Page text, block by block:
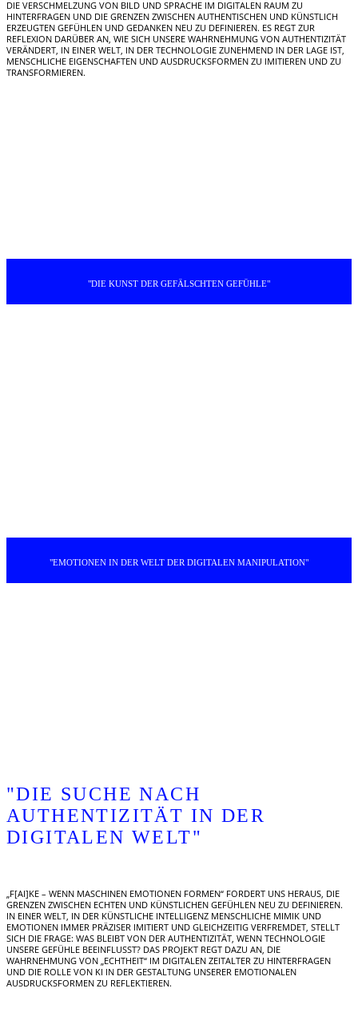
DIE VERSCHMELZUNG VON BILD UND SPRACHE IM DIGITALEN RAUM ZU
HINTERFRAGEN UND DIE GRENZEN ZWISCHEN AUTHENTISCHEN UND KÜNSTLICH
ERZEUGTEN GEFÜHLEN UND GEDANKEN NEU ZU DEFINIEREN. ES REGT ZUR
REFLEXION DARÜBER AN, WIE SICH UNSERE WAHRNEHMUNG VON AUTHENTIZITÄT
VERÄNDERT, IN EINER WELT, IN DER TECHNOLOGIE ZUNEHMEND IN DER LAGE IST,
MENSCHLICHE EIGENSCHAFTEN UND AUSDRUCKSFORMEN ZU IMITIEREN UND ZU
TRANSFORMIEREN.
"DIE KUNST DER GEFÄLSCHTEN GEFÜHLE"
"EMOTIONEN IN DER WELT DER DIGITALEN MANIPULATION"
"DIE SUCHE NACH
AUTHENTIZITÄT IN DER
DIGITALEN WELT"
„F[AI]KE – WENN MASCHINEN EMOTIONEN FORMEN“ FORDERT UNS HERAUS, DIE
GRENZEN ZWISCHEN ECHTEN UND KÜNSTLICHEN GEFÜHLEN NEU ZU DEFINIEREN.
IN EINER WELT, IN DER KÜNSTLICHE INTELLIGENZ MENSCHLICHE MIMIK UND
EMOTIONEN IMMER PRÄZISER IMITIERT UND GLEICHZEITIG VERFREMDET, STELLT
SICH DIE FRAGE: WAS BLEIBT VON DER AUTHENTIZITÄT, WENN TECHNOLOGIE
UNSERE GEFÜHLE BEEINFLUSST? DAS PROJEKT REGT DAZU AN, DIE
WAHRNEHMUNG VON „ECHTHEIT“ IM DIGITALEN ZEITALTER ZU HINTERFRAGEN
UND DIE ROLLE VON KI IN DER GESTALTUNG UNSERER EMOTIONALEN
AUSDRUCKSFORMEN ZU REFLEKTIEREN.